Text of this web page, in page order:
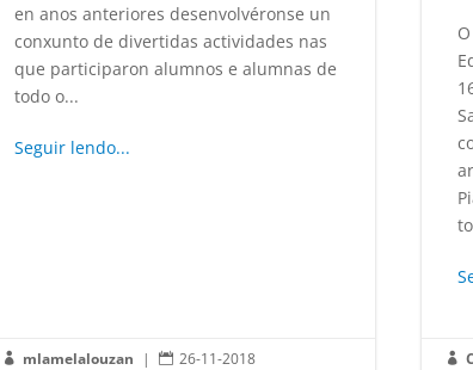
en anos anteriores desenvolvéronse un
conxunto de divertidas actividades nas
que participaron alumnos e alumnas de
todo o...
Seguir lendo...
 mlamelalouzan |  26-11-2018 